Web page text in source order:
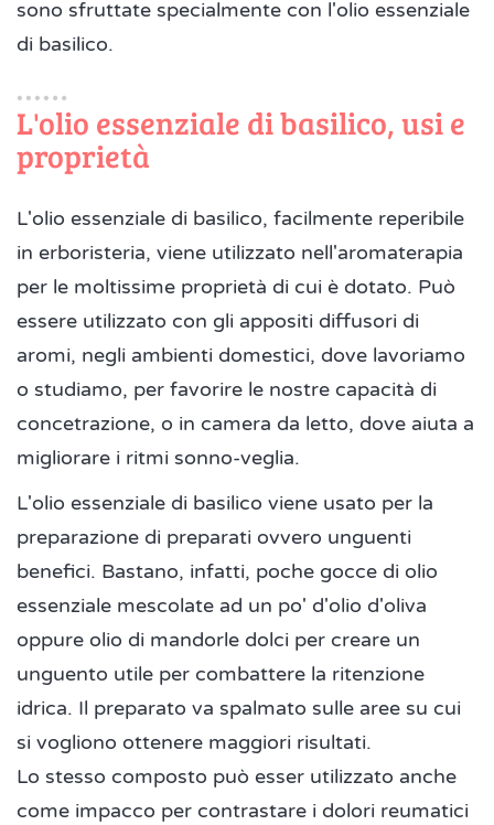
sono sfruttate specialmente con l'olio essenziale
di basilico.
L'olio essenziale di basilico, usi e
proprietà
L'olio essenziale di basilico, facilmente reperibile
in erboristeria, viene utilizzato nell'aromaterapia
per le moltissime proprietà di cui è dotato. Può
essere utilizzato con gli appositi diffusori di
aromi, negli ambienti domestici, dove lavoriamo
o studiamo, per favorire le nostre capacità di
concetrazione, o in camera da letto, dove aiuta a
migliorare i ritmi sonno-veglia.
L'olio essenziale di basilico viene usato per la
preparazione di preparati ovvero unguenti
benefici. Bastano, infatti, poche gocce di olio
essenziale mescolate ad un po' d'olio d'oliva
oppure olio di mandorle dolci per creare un
unguento utile per combattere la ritenzione
idrica. Il preparato va spalmato sulle aree su cui
si vogliono ottenere maggiori risultati.
Lo stesso composto può esser utilizzato anche
come impacco per contrastare i dolori reumatici